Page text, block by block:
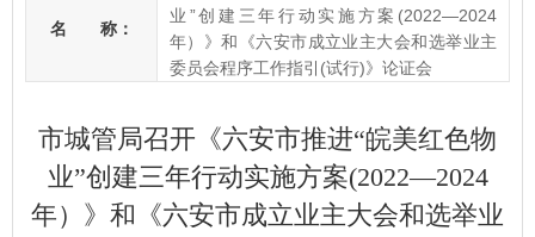
名 称：
业”创建三年行动实施方案(2022—2024
年）》和《六安市成立业主大会和选举业主
委员会程序工作指引(试行)》论证会
市城管局召开《六安市推进“皖美红色物
业”创建三年行动实施方案(2022—2024
年）》和《六安市成立业主大会和选举业